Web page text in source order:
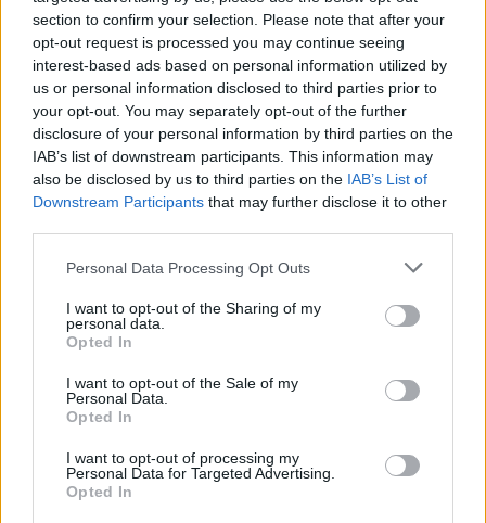
section to confirm your selection. Please note that after your
opt-out request is processed you may continue seeing
interest-based ads based on personal information utilized by
us or personal information disclosed to third parties prior to
your opt-out. You may separately opt-out of the further
disclosure of your personal information by third parties on the
IAB’s list of downstream participants. This information may
also be disclosed by us to third parties on the IAB’s List of
Downstream Participants that may further disclose it to other
Personal Data Processing Opt Outs
I want to opt-out of the Sharing of my
personal data.
Opted In
I want to opt-out of the Sale of my
Personal Data.
Opted In
I want to opt-out of processing my
Personal Data for Targeted Advertising.
Opted In
Ezekkel a diplomákkal már kezdőként is nettó
félmilliót fizetnek: itt tarolnak most a fiatalok
Magyarországon
A mérnöki, egészségügyi és gyártási szektorokban